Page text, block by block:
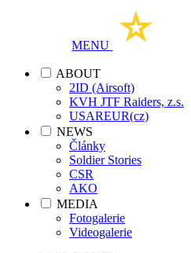
MENU
ABOUT
2ID (Airsoft)
KVH JTF Raiders, z.s.
USAREUR(cz)
NEWS
Články
Soldier Stories
CSR
AKO
MEDIA
Fotogalerie
Videogalerie